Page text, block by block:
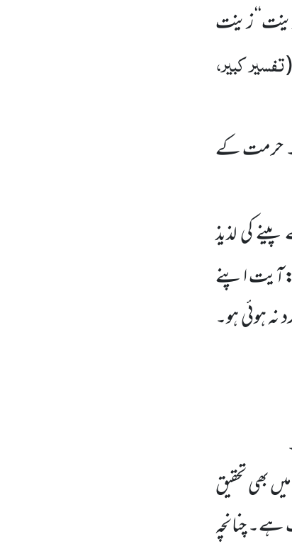
زینت
(تفسیر کبیر،
حرمت کے
کی لذیذ
:آیت اپنے
ہوئی ہو۔
بھی تحقیق
چنانچہ